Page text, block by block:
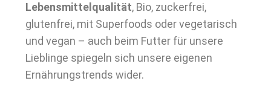
Lebensmittelqualität, Bio, zuckerfrei,
glutenfrei, mit Superfoods oder vegetarisch
und vegan – auch beim Futter für unsere
Lieblinge spiegeln sich unsere eigenen
Ernährungstrends wider.